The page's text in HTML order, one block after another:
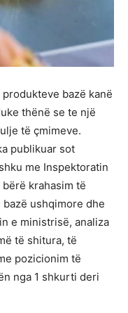
bazë kanë
thënë se te një
të çmimeve.
publikuar sot
me Inspektoratin
krahasim të
ushqimore dhe
e ministrisë, analiza
të shitura, të
pozicionim të
nga 1 shkurti deri